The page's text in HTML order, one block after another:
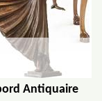
Antiquaire